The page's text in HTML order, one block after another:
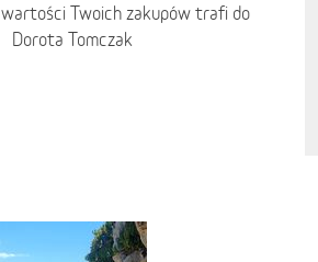
wartości Twoich zakupów trafi do
Dorota Tomczak